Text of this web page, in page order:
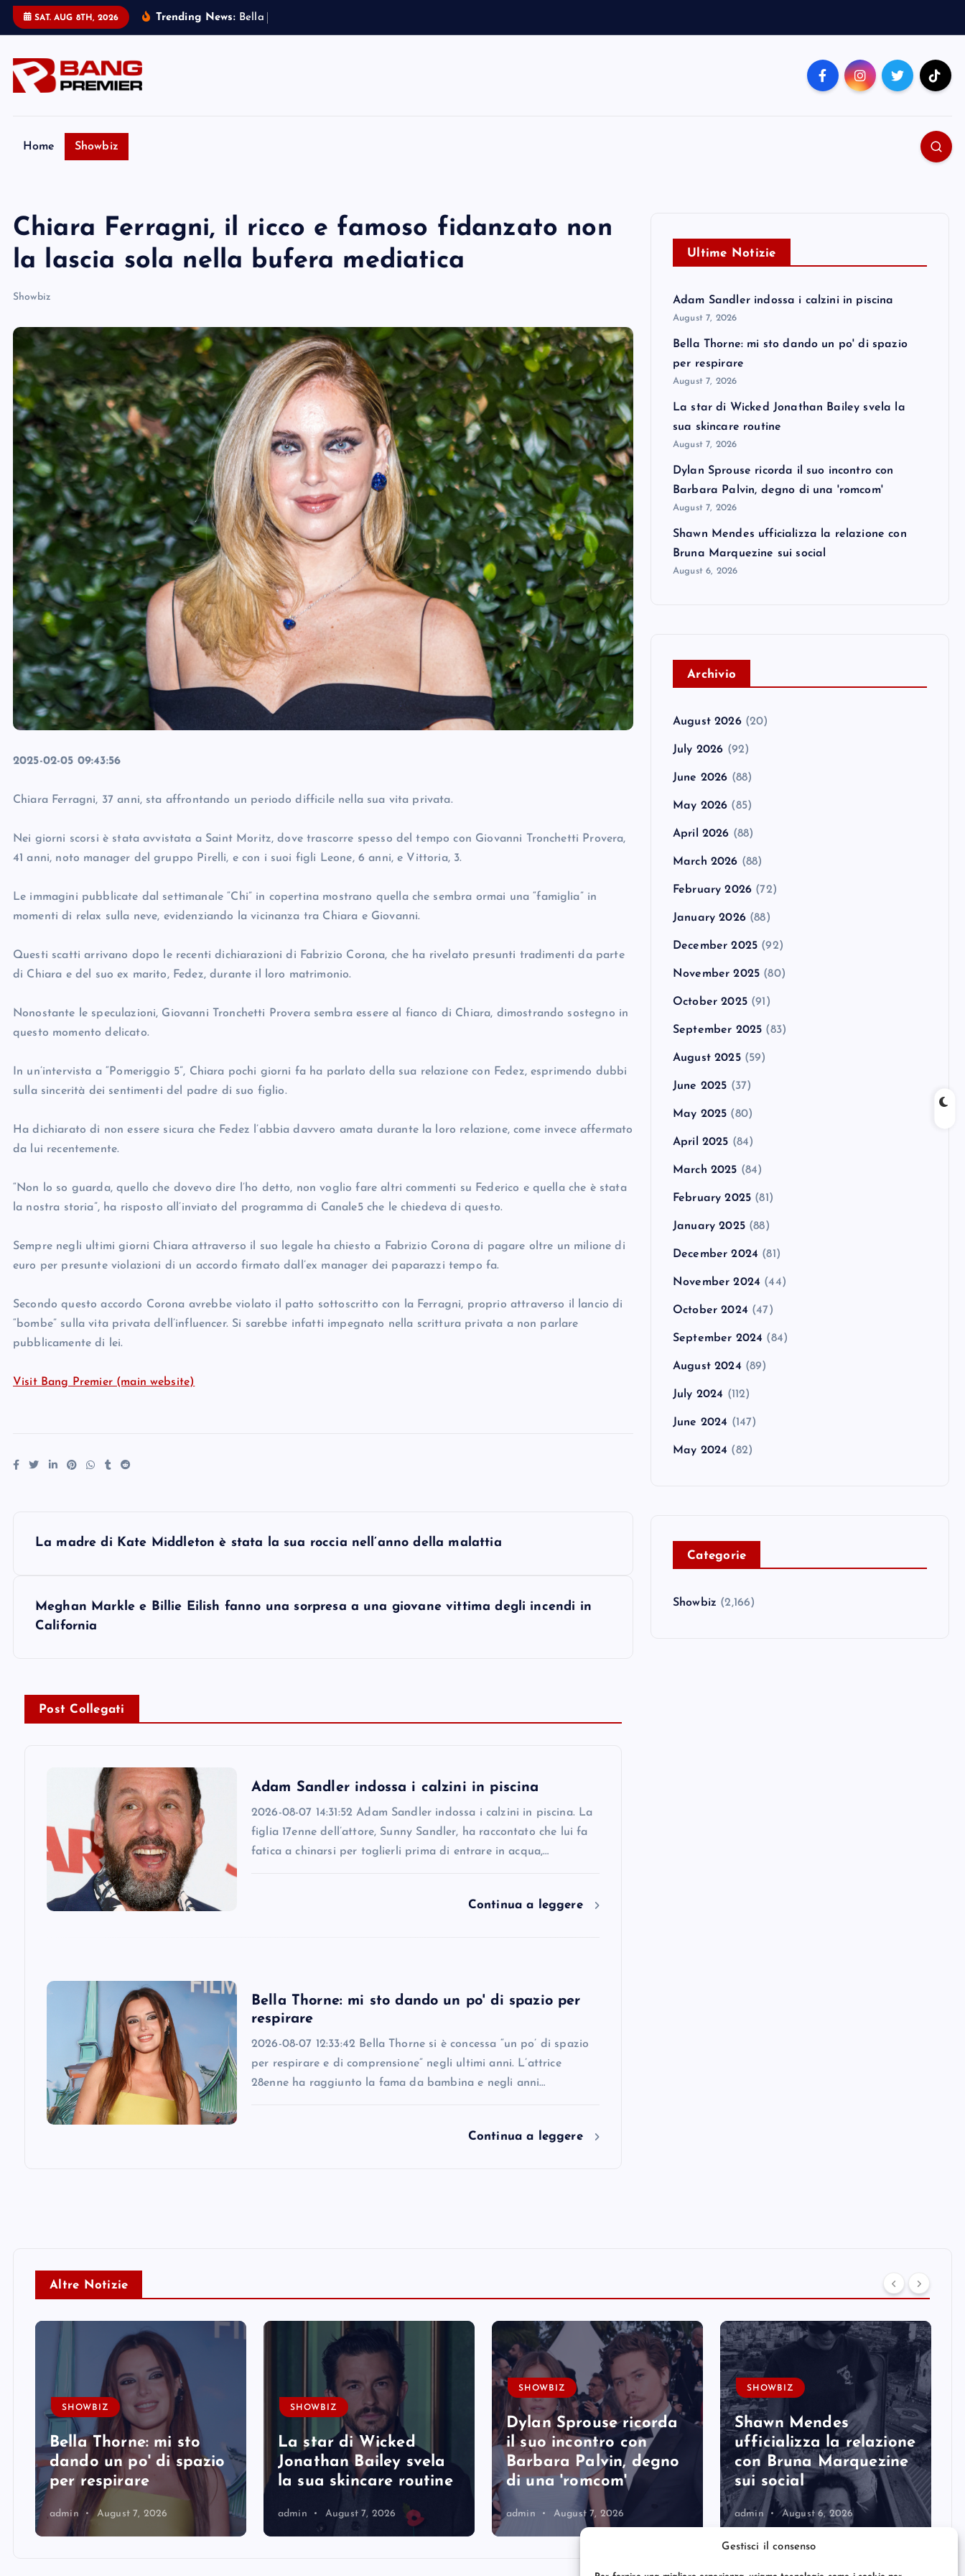
Gestisci il consenso
SAT. AUG 8TH, 2026 Trending News: Be a
Home Showbiz
Chiara Ferragni, il ricco e famoso fidanzato non
la lascia sola nella bufera mediatica
Showbiz
2025-02-05 09:43:56
Chiara Ferragni, 37 anni, sta affrontando un periodo difficile nella sua vita privata.
Nei giorni scorsi è stata avvistata a Saint Moritz, dove trascorre spesso del tempo con Giovanni Tronchetti Provera,
41 anni, noto manager del gruppo Pirelli, e con i suoi figli Leone, 6 anni, e Vittoria, 3.
Le immagini pubblicate dal settimanale “Chi” in copertina mostrano quella che sembra ormai una “famiglia” in
momenti di relax sulla neve, evidenziando la vicinanza tra Chiara e Giovanni.
Questi scatti arrivano dopo le recenti dichiarazioni di Fabrizio Corona, che ha rivelato presunti tradimenti da parte
di Chiara e del suo ex marito, Fedez, durante il loro matrimonio.
Nonostante le speculazioni, Giovanni Tronchetti Provera sembra essere al fianco di Chiara, dimostrando sostegno in
questo momento delicato.
In un’intervista a “Pomeriggio 5”, Chiara pochi giorni fa ha parlato della sua relazione con Fedez, esprimendo dubbi
sulla sincerità dei sentimenti del padre di suo figlio.
Ha dichiarato di non essere sicura che Fedez l’abbia davvero amata durante la loro relazione, come invece affermato
da lui recentemente.
“Non lo so guarda, quello che dovevo dire l’ho detto, non voglio fare altri commenti su Federico e quella che è stata
la nostra storia”, ha risposto all’inviato del programma di Canale5 che le chiedeva di questo.
Sempre negli ultimi giorni Chiara attraverso il suo legale ha chiesto a Fabrizio Corona di pagare oltre un milione di
euro per presunte violazioni di un accordo firmato dall’ex manager dei paparazzi tempo fa.
Secondo questo accordo Corona avrebbe violato il patto sottoscritto con la Ferragni, proprio attraverso il lancio di
“bombe” sulla vita privata dell’influencer. Si sarebbe infatti impegnato nella scrittura privata a non parlare
pubblicamente di lei.
Visit Bang Premier (main website)
n
a
La madre di Kate Middleton è stata la sua roccia nell’anno della malattia
Meghan Markle e Billie Eilish fanno una sorpresa a una giovane vittima degli incendi in
California
Post Collegati
Adam Sandler indossa i calzini in piscina
2026-08-07 14:31:52 Adam Sandler indossa i calzini in piscina. La
figlia 17enne dell’attore, Sunny Sandler, ha raccontato che lui fa
fatica a chinarsi per toglierli prima di entrare in acqua,…
Continua a leggere
Bella Thorne: mi sto dando un po' di spazio per
respirare
2026-08-07 12:33:42 Bella Thorne si è concessa “un po’ di spazio
per respirare e di comprensione” negli ultimi anni. L’attrice
28enne ha raggiunto la fama da bambina e negli anni…
Continua a leggere
Ultime Notizie
Adam Sandler indossa i calzini in piscina
August 7, 2026
Bella Thorne: mi sto dando un po' di spazio
per respirare
August 7, 2026
La star di Wicked Jonathan Bailey svela la
sua skincare routine
August 7, 2026
Dylan Sprouse ricorda il suo incontro con
Barbara Palvin, degno di una 'romcom'
August 7, 2026
Shawn Mendes ufficializza la relazione con
Bruna Marquezine sui social
August 6, 2026
Archivio
August 2026(20)
July 2026 (92)
June 2026 (88)
May 2026 (85)
April 2026 (88)
March 2026 (88)
February 2026 (72)
January 2026(88)
December 2025 (92)
November 2025 (80)
October 2025(91)
September 2025 (83)
August 2025(59)
June 2025 (37)
May 2025 (80)
April 2025 (84)
March 2025 (84)
February 2025 (81)
January 2025(88)
December 2024 (81)
November 2024 (44)
October 2024 (47)
September 2024 (84)
August 2024 (89)
July 2024 (112)
June 2024 (147)
May 2024 (82)
Categorie
Showbiz (2,166)
Altre Notizie
SHOWBIZ
Bella Thorne: mi sto
dando un po' di spazio
per respirare
admin August 7, 2026
SHOWBIZ
La star di Wicked
Jonathan Bailey svela
la sua skincare routine
admin August 7, 2026
SHOWBIZ
Dylan Sprouse ricorda
il suo incontro con
Barbara Palvin, degno
di una 'romcom'
admin August 7, 2026
SHOWBIZ
Shawn Mendes
ufficializza la relazione
con Bruna Marquezine
sui social
admin August 6, 2026